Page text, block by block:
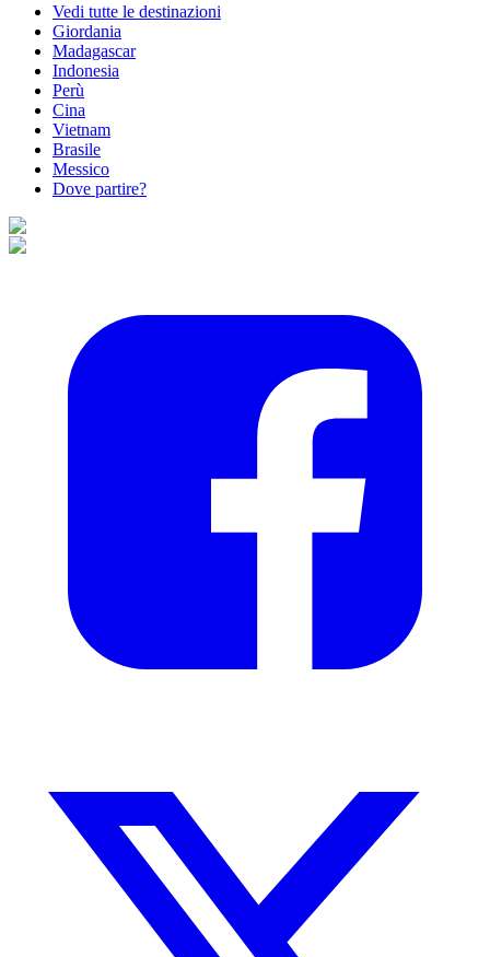
Vedi tutte le destinazioni
Giordania
Madagascar
Indonesia
Perù
Cina
Vietnam
Brasile
Messico
Dove partire?